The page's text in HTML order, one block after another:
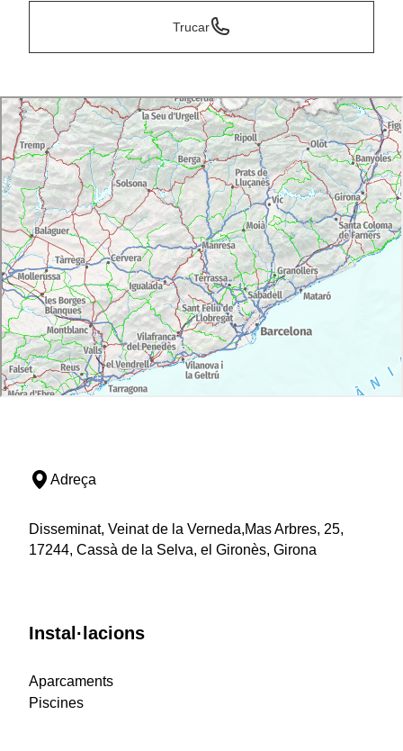
Trucar
Adreça
Disseminat, Veinat de la Verneda,Mas Arbres, 25,
17244, Cassà de la Selva, el Gironès, Girona
Instal·lacions
Aparcaments
Piscines